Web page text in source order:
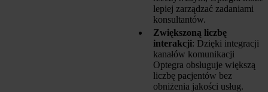
lepiej zarządzać zadaniami
konsultantów.
Zwiększoną liczbę
interakcji: Dzięki integracji
kanałów komunikacji
Optegra obsługuje większą
liczbę pacjentów bez
obniżenia jakości usług.